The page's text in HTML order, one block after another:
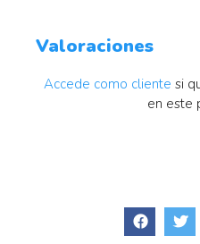
Valoraciones
Accede como cliente si
en este